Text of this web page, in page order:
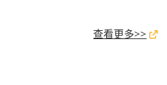
查看更多>>